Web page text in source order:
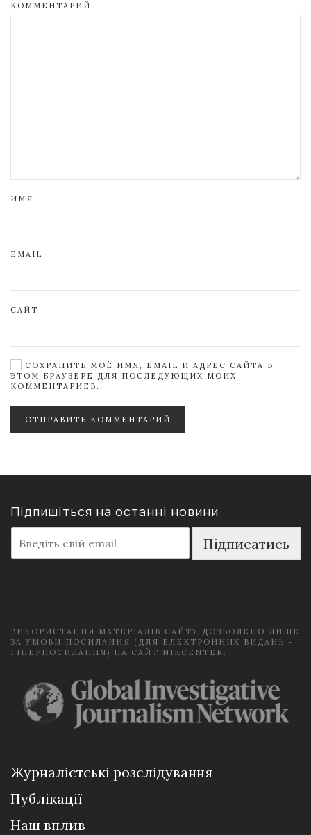
КОММЕНТАРИЙ
ИМЯ
EMAIL
САЙТ
СОХРАНИТЬ МОЁ ИМЯ, EMAIL И АДРЕС САЙТА В
ЭТОМ БРАУЗЕРЕ ДЛЯ ПОСЛЕДУЮЩИХ МОИХ
КОММЕНТАРИЕВ.
ОТПРАВИТЬ КОММЕНТАРИЙ
Підпишіться на останні новини
m
a
Підписатись
ВИКОРИСТАННЯ МАТЕРІАЛІВ САЙТУ ДОЗВОЛЕНО ЛИШЕ
ЗА УМОВИ ПОСИЛАННЯ (ДЛЯ ЕЛЕКТРОННИХ ВИДАНЬ -
ГІПЕРПОСИЛАННЯ) НА САЙТ NIKCENTER.
Журналістські розслідування
Публікації
Наш вплив